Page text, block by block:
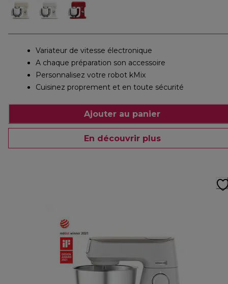
Variateur de vitesse électronique
A chaque préparation son accessoire
Personnalisez votre robot kMix
Cuisinez proprement et en toute sécurité
Ajouter au panier
En découvrir plus